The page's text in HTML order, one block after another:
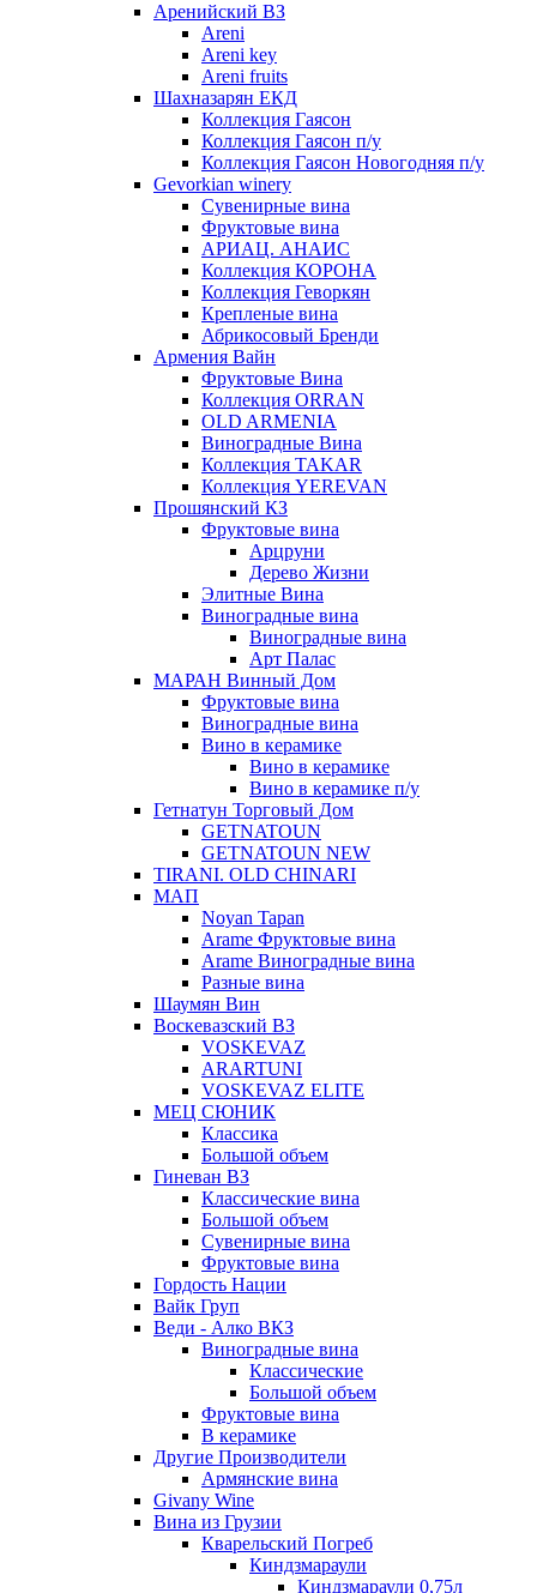
Аренийский ВЗ
Areni
Areni key
Areni fruits
Шахназарян ЕКД
Коллекция Гаясон
Коллекция Гаясон п/у
Коллекция Гаясон Новогодняя п/у
Gevorkian winery
Сувенирные вина
Фруктовые вина
АРИАЦ. АНАИС
Коллекция КОРОНА
Коллекция Геворкян
Крепленые вина
Абрикосовый Бренди
Армения Вайн
Фруктовые Вина
Коллекция ORRAN
OLD ARMENIA
Виноградные Вина
Коллекция TAKAR
Коллекция YEREVAN
Прошянский КЗ
Фруктовые вина
Арцруни
Дерево Жизни
Элитные Вина
Виноградные вина
Виноградные вина
Арт Палас
МАРАН Винный Дом
Фруктовые вина
Виноградные вина
Вино в керамике
Вино в керамике
Вино в керамике п/у
Гетнатун Торговый Дом
GETNATOUN
GETNATOUN NEW
TIRANI. OLD CHINARI
МАП
Noyan Tapan
Arame Фруктовые вина
Arame Виноградные вина
Разные вина
Шаумян Вин
Воскевазский ВЗ
VOSKEVAZ
ARARTUNI
VOSKEVAZ ELITE
МЕЦ СЮНИК
Классика
Большой объем
Гиневан ВЗ
Классические вина
Большой объем
Сувенирные вина
Фруктовые вина
Гордость Нации
Вайк Груп
Веди - Алко ВКЗ
Виноградные вина
Классические
Большой объем
Фруктовые вина
В керамике
Другие Производители
Армянские вина
Givany Wine
Вина из Грузии
Кварельский Погреб
Киндзмараули
Киндзмараули 0,75л